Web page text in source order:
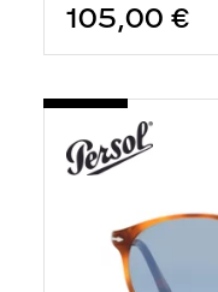
105,00 €